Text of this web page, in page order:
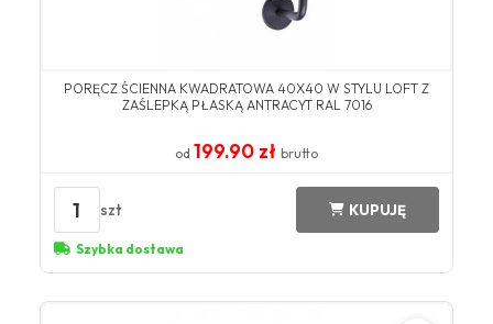
PORĘCZ ŚCIENNA KWADRATOWA 40X40 W STYLU LOFT Z
ZAŚLEPKĄ PŁASKĄ ANTRACYT RAL 7016
od 199.90 zł brutto
1 szt KUPUJĘ
Szybka dostawa